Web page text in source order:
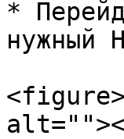
*
нужный